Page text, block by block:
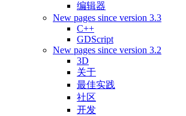
编辑器
New pages since version 3.3
C++
GDScript
New pages since version 3.2
3D
关于
最佳实践
社区
开发